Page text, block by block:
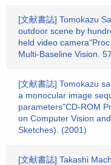
[文献書誌] Tomokazu
outdoor scene by
held video
Multi-Baseline Vision.
[文献書誌] Tomokazu
a monocular image
parameters"CD-ROM
on Computer Vision
Sketches). (2001)
[文献書誌] Takashi